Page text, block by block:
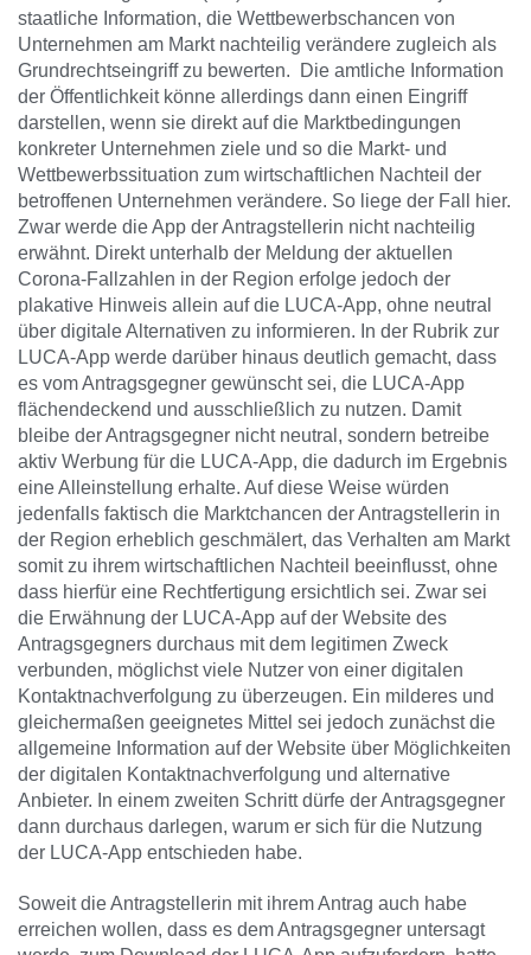
staatliche Information, die Wettbewerbschancen von
Unternehmen am Markt nachteilig verändere zugleich als
Grundrechtseingriff zu bewerten. Die amtliche Information
der Öffentlichkeit könne allerdings dann einen Eingriff
darstellen, wenn sie direkt auf die Marktbedingungen
konkreter Unternehmen ziele und so die Markt- und
Wettbewerbssituation zum wirtschaftlichen Nachteil der
betroffenen Unternehmen verändere. So liege der Fall hier.
Zwar werde die App der Antragstellerin nicht nachteilig
erwähnt. Direkt unterhalb der Meldung der aktuellen
Corona-Fallzahlen in der Region erfolge jedoch der
plakative Hinweis allein auf die LUCA-App, ohne neutral
über digitale Alternativen zu informieren. In der Rubrik zur
LUCA-App werde darüber hinaus deutlich gemacht, dass
es vom Antragsgegner gewünscht sei, die LUCA-App
flächendeckend und ausschließlich zu nutzen. Damit
bleibe der Antragsgegner nicht neutral, sondern betreibe
aktiv Werbung für die LUCA-App, die dadurch im Ergebnis
eine Alleinstellung erhalte. Auf diese Weise würden
jedenfalls faktisch die Marktchancen der Antragstellerin in
der Region erheblich geschmälert, das Verhalten am Markt
somit zu ihrem wirtschaftlichen Nachteil beeinflusst, ohne
dass hierfür eine Rechtfertigung ersichtlich sei. Zwar sei
die Erwähnung der LUCA-App auf der Website des
Antragsgegners durchaus mit dem legitimen Zweck
verbunden, möglichst viele Nutzer von einer digitalen
Kontaktnachverfolgung zu überzeugen. Ein milderes und
gleichermaßen geeignetes Mittel sei jedoch zunächst die
allgemeine Information auf der Website über Möglichkeiten
der digitalen Kontaktnachverfolgung und alternative
Anbieter. In einem zweiten Schritt dürfe der Antragsgegner
dann durchaus darlegen, warum er sich für die Nutzung
der LUCA-App entschieden habe.
Soweit die Antragstellerin mit ihrem Antrag auch habe
erreichen wollen, dass es dem Antragsgegner untersagt